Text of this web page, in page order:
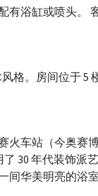
浴缸或喷头。
格。房间位于 5
火车站（今奥赛
30 年代装饰派
华美明亮的浴